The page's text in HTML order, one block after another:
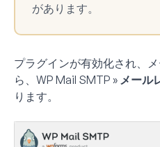
があります。
プラグインが有効化され、
ら、 WP Mail SMTP » メール
ります。